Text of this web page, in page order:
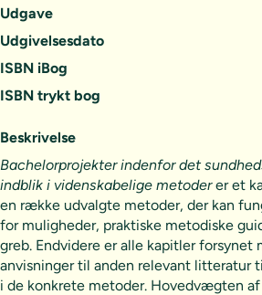
Udgave
Udgivelsesdato
ISBN iBog
ISBN trykt bog
Beskrivelse
Bachelorprojekter indenfor det
indblik i videnskabelige metoderer et
en række udvalgte metoder, der kan
for muligheder, praktiske metodiske
greb. Endvidere er alle kapitler forsynet
anvisninger til anden relevant litteratur
i de konkrete metoder. Hovedvægten